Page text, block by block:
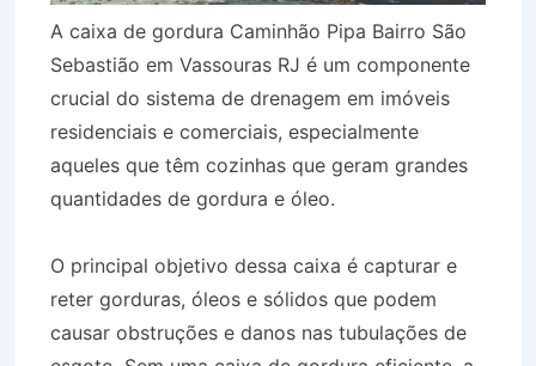
A caixa de gordura Caminhão Pipa Bairro São
Sebastião em Vassouras RJ é um componente
crucial do sistema de drenagem em imóveis
residenciais e comerciais, especialmente
aqueles que têm cozinhas que geram grandes
quantidades de gordura e óleo.
O principal objetivo dessa caixa é capturar e
reter gorduras, óleos e sólidos que podem
causar obstruções e danos nas tubulações de